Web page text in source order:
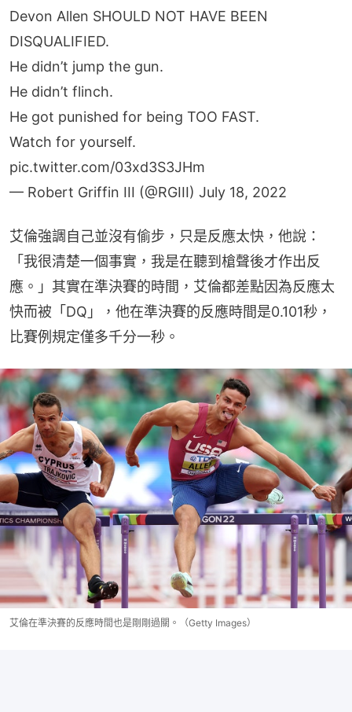
Devon Allen SHOULD NOT HAVE BEEN
DISQUALIFIED.
He didn’t jump the gun.
He didn’t flinch.
He got punished for being TOO FAST.
Watch for yourself.
pic.twitter.com/03xd3S3JHm
— Robert Griffin III (@RGIII) July 18, 2022
艾倫強調自己並沒有偷步，只是反應太快，他說：
「我很清楚一個事實，我是在聽到槍聲後才作出反
應。」其實在準決賽的時間，艾倫都差點因為反應太
快而被「DQ」，他在準決賽的反應時間是0.101秒，
比賽例規定僅多千分一秒。
艾倫在準決賽的反應時間也是剛剛過關。（Getty Images）